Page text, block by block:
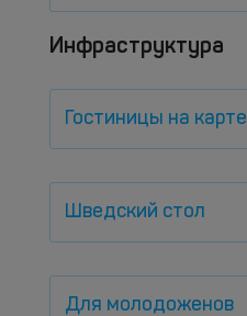
Инфраструктура
Гостиницы на карте
Шведский стол
Для молодоженов